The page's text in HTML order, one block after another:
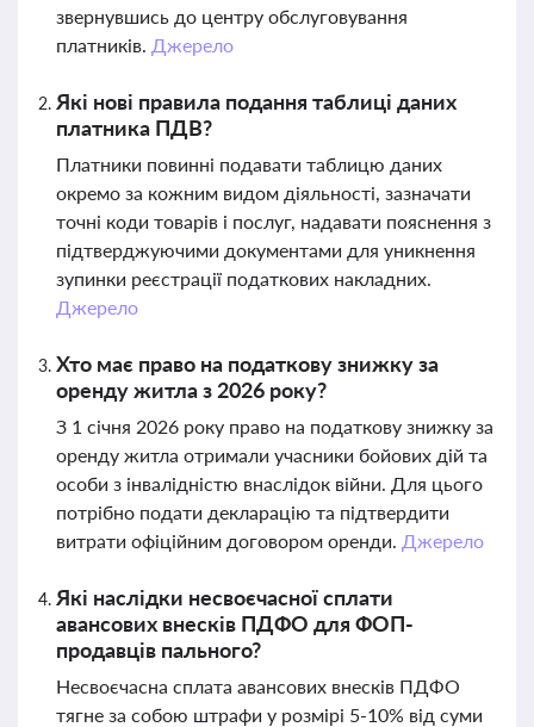
звернувшись до центру обслуговування
платників. Джерело
Які нові правила подання таблиці даних
платника ПДВ?
Платники повинні подавати таблицю даних
окремо за кожним видом діяльності, зазначати
точні коди товарів і послуг, надавати пояснення з
підтверджуючими документами для уникнення
зупинки реєстрації податкових накладних.
Джерело
Хто має право на податкову знижку за
оренду житла з 2026 року?
З 1 січня 2026 року право на податкову знижку за
оренду житла отримали учасники бойових дій та
особи з інвалідністю внаслідок війни. Для цього
потрібно подати декларацію та підтвердити
витрати офіційним договором оренди. Джерело
Які наслідки несвоєчасної сплати
авансових внесків ПДФО для ФОП-
продавців пального?
Несвоєчасна сплата авансових внесків ПДФО
тягне за собою штрафи у розмірі 5-10% від суми